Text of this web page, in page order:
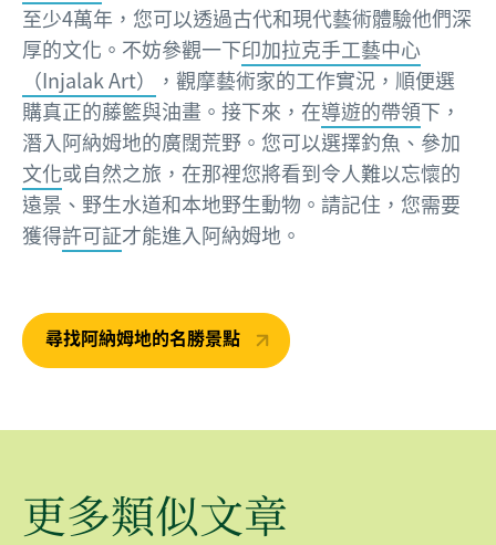
至少4萬年，您可以透過古代和現代藝術體驗他們深
厚的文化。不妨參觀一下印加拉克手工藝中心
（Injalak Art）
，觀摩藝術家的工作實況，順便選
購真正的藤籃與油畫。接下來，在導遊的帶領下，
潛入阿納姆地的廣闊荒野。您可以選擇釣魚、參加
文化或自然之旅，在那裡您將看到令人難以忘懷的
遠景、野生水道和本地野生動物。請記住，您需要
獲得許可証才能進入阿納姆地。
尋找阿納姆地的名勝景點
更多類似文章